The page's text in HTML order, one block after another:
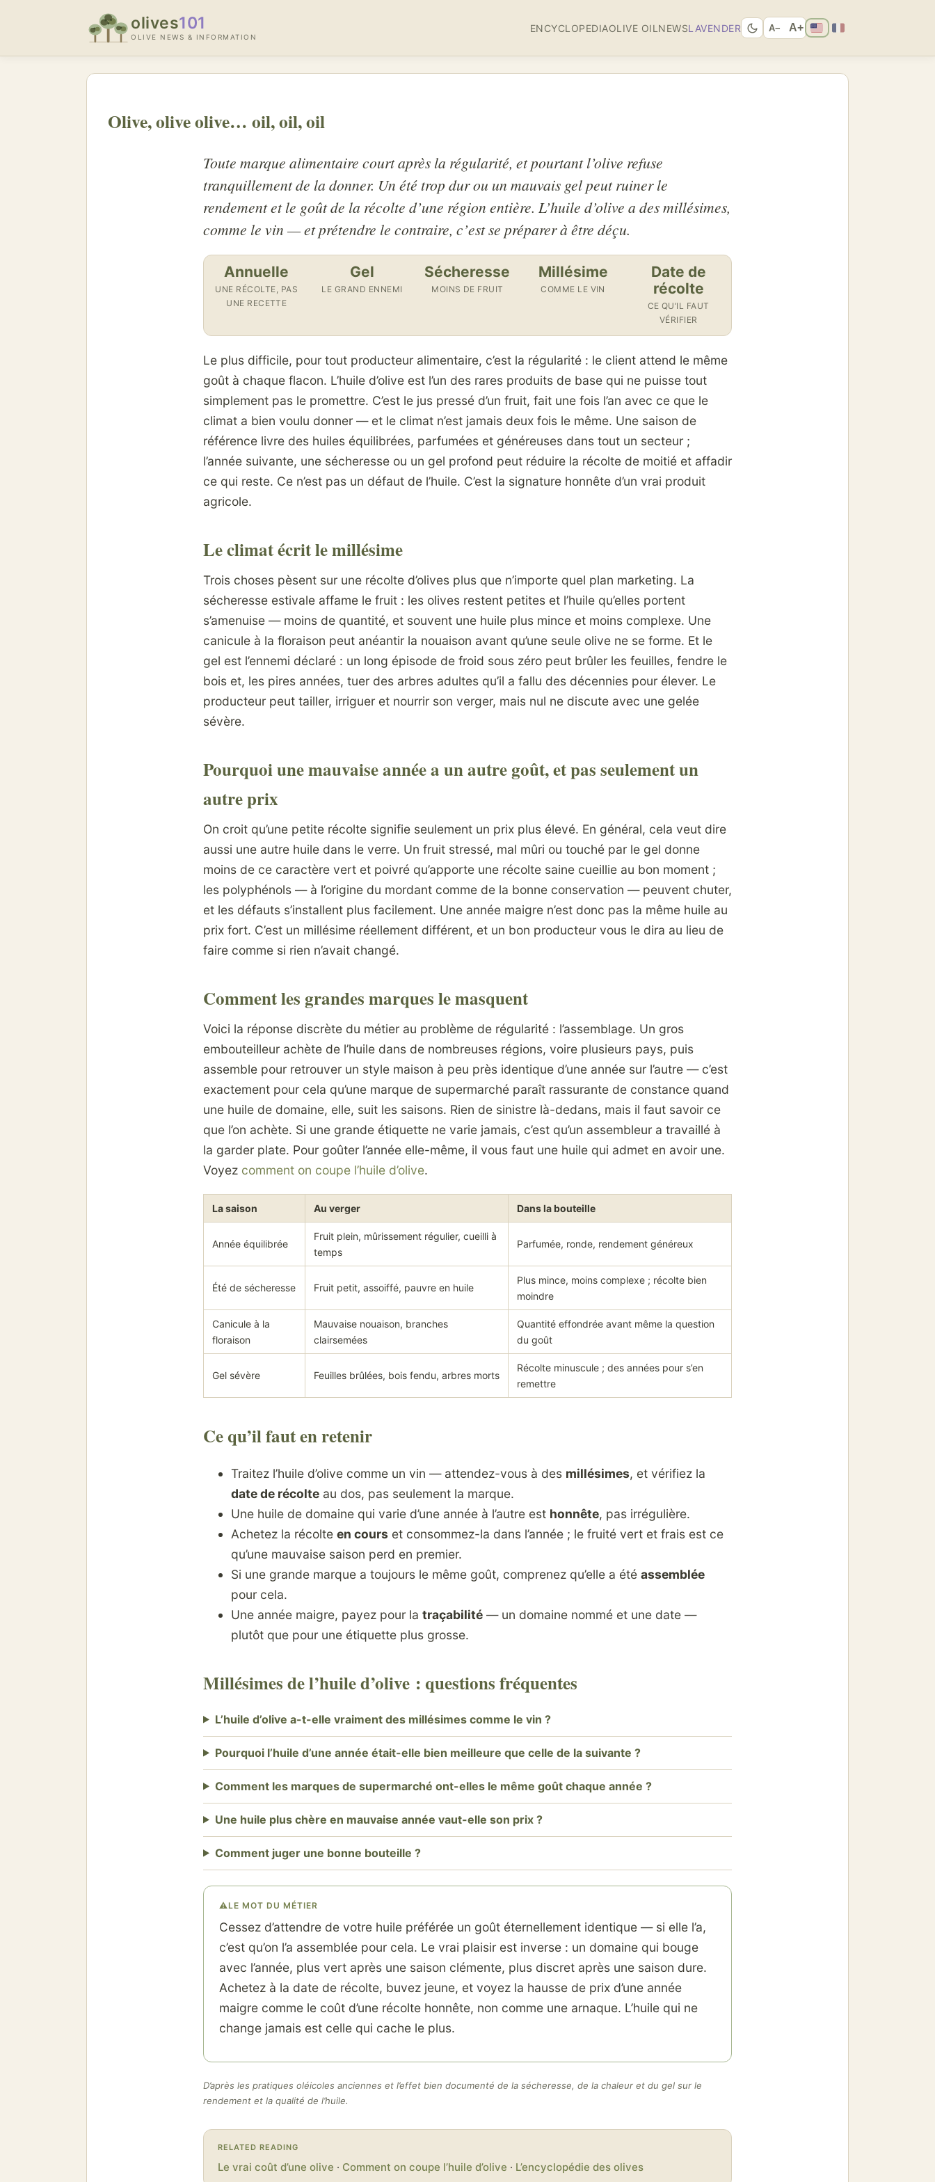
olives101
OLIVE NEWS & INFORMATION
ENCYCLOPEDIAOLIVE OIL NEWSLAVENDER A− A+
Olive, olive olive… oil, oil, oil
Toute marque alimentaire court après la régularité, et pourtant l’olive refuse
tranquillement de la donner. Un été trop dur ou un mauvais gel peut ruiner le
rendement et le goût de la récolte d’une région entière. L’huile d’olive a des millésimes,
comme le vin — et prétendre le contraire, c’est se préparer à être déçu.
Annuelle
UNE RÉCOLTE, PAS
UNE RECETTE
Gel
LE GRAND ENNEMI
Sécheresse
MOINS DE FRUIT
Millésime
COMME LE VIN
Date de
récolte
CE QU’IL FAUT
VÉRIFIER
Le plus difficile, pour tout producteur alimentaire, c’est la régularité : le client attend le même
goût à chaque flacon. L’huile d’olive est l’un des rares produits de base qui ne puisse tout
simplement pas le promettre. C’est le jus pressé d’un fruit, fait une fois l’an avec ce que le
climat a bien voulu donner — et le climat n’est jamais deux fois le même. Une saison de
référence livre des huiles équilibrées, parfumées et généreuses dans tout un secteur ;
l’année suivante, une sécheresse ou un gel profond peut réduire la récolte de moitié et affadir
ce qui reste. Ce n’est pas un défaut de l’huile. C’est la signature honnête d’un vrai produit
agricole.
Le climat écrit le millésime
Trois choses pèsent sur une récolte d’olives plus que n’importe quel plan marketing. La
sécheresse estivale affame le fruit : les olives restent petites et l’huile qu’elles portent
s’amenuise — moins de quantité, et souvent une huile plus mince et moins complexe. Une
canicule à la floraison peut anéantir la nouaison avant qu’une seule olive ne se forme. Et le
gel est l’ennemi déclaré : un long épisode de froid sous zéro peut brûler les feuilles, fendre le
bois et, les pires années, tuer des arbres adultes qu’il a fallu des décennies pour élever. Le
producteur peut tailler, irriguer et nourrir son verger, mais nul ne discute avec une gelée
sévère.
Pourquoi une mauvaise année a un autre goût, et pas seulement un
autre prix
On croit qu’une petite récolte signifie seulement un prix plus élevé. En général, cela veut dire
aussi une autre huile dans le verre. Un fruit stressé, mal mûri ou touché par le gel donne
moins de ce caractère vert et poivré qu’apporte une récolte saine cueillie au bon moment ;
les polyphénols — à l’origine du mordant comme de la bonne conservation — peuvent chuter,
et les défauts s’installent plus facilement. Une année maigre n’est donc pas la même huile au
prix fort. C’est un millésime réellement différent, et un bon producteur vous le dira au lieu de
faire comme si rien n’avait changé.
Comment les grandes marques le masquent
Voici la réponse discrète du métier au problème de régularité : l’assemblage. Un gros
embouteilleur achète de l’huile dans de nombreuses régions, voire plusieurs pays, puis
assemble pour retrouver un style maison à peu près identique d’une année sur l’autre — c’est
exactement pour cela qu’une marque de supermarché paraît rassurante de constance quand
une huile de domaine, elle, suit les saisons. Rien de sinistre là-dedans, mais il faut savoir ce
que l’on achète. Si une grande étiquette ne varie jamais, c’est qu’un assembleur a travaillé à
la garder plate. Pour goûter l’année elle-même, il vous faut une huile qui admet en avoir une.
Voyez comment on coupe l’huile d’olive.
La saison Au verger Dans la bouteille
Année équilibrée
Fruit plein, mûrissement régulier, cueilli à
temps
Parfumée, ronde, rendement généreux
Été de sécheresse Fruit petit, assoiffé, pauvre en huile
Plus mince, moins complexe ; récolte bien
moindre
Canicule à la
floraison
Mauvaise nouaison, branches
clairsemées
Quantité effondrée avant même la question
du goût
Gel sévère Feuilles brûlées, bois fendu, arbres morts
Récolte minuscule ; des années pour s’en
remettre
Ce qu’il faut en retenir
Traitez l’huile d’olive comme un vin — attendez-vous à des millésimes, et vérifiez la
date de récolte au dos, pas seulement la marque.
Une huile de domaine qui varie d’une année à l’autre est honnête, pas irrégulière.
Achetez la récolte en cours et consommez-la dans l’année ; le fruité vert et frais est ce
qu’une mauvaise saison perd en premier.
Si une grande marque a toujours le même goût, comprenez qu’elle a été assemblée
pour cela.
Une année maigre, payez pour la traçabilité — un domaine nommé et une date —
plutôt que pour une étiquette plus grosse.
Millésimes de l’huile d’olive : questions fréquentes
L’huile d’olive a-t-elle vraiment des millésimes comme le vin ?
Pourquoi l’huile d’une année était-elle bien meilleure que celle de la suivante ?
Comment les marques de supermarché ont-elles le même goût chaque année ?
Une huile plus chère en mauvaise année vaut-elle son prix ?
Comment juger une bonne bouteille ?
⚠LE MOT DU MÉTIER
Cessez d’attendre de votre huile préférée un goût éternellement identique — si elle l’a,
c’est qu’on l’a assemblée pour cela. Le vrai plaisir est inverse : un domaine qui bouge
avec l’année, plus vert après une saison clémente, plus discret après une saison dure.
Achetez à la date de récolte, buvez jeune, et voyez la hausse de prix d’une année
maigre comme le coût d’une récolte honnête, non comme une arnaque. L’huile qui ne
change jamais est celle qui cache le plus.
D’après les pratiques oléicoles anciennes et l’effet bien documenté de la sécheresse, de la chaleur et du gel sur le
rendement et la qualité de l’huile.
RELATED READING
Le vrai coût d’une olive · Comment on coupe l’huile d’olive · L’encyclopédie des olives